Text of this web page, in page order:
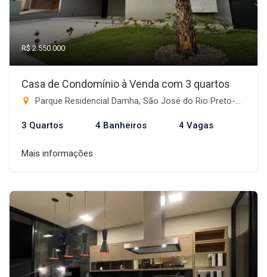
R$ 2.550.000
Casa de Condomínio à Venda com 3 quartos
Parque Residencial Damha, São José do Rio Preto-SP
3 Quartos 4 Banheiros 4 Vagas
Mais informações